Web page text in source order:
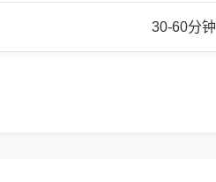
30-60分钟